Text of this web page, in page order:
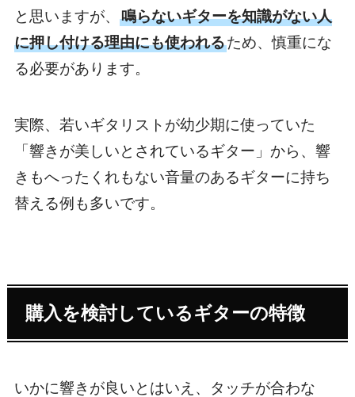
と思いますが、 鳴らないギターを知識がない人
に押し付ける理由にも使われるため、慎重にな
る必要があります。
実際、若いギタリストが幼少期に使っていた
「響きが美しいとされているギター」から、響
きもへったくれもない音量のあるギターに持ち
替える例も多いです。
購入を検討しているギターの特徴
いかに響きが良いとはいえ、タッチが合わな